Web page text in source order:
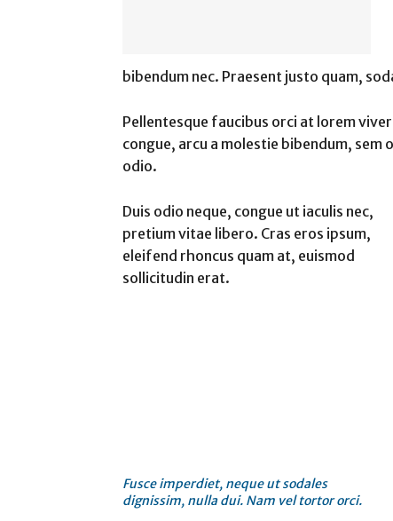
bibendum nec. Praesent justo quam,
Pellentesque faucibus orci at lorem
congue, arcu a molestie bibendum,
odio.
Duis odio neque, congue ut iaculis nec,
pretium vitae libero. Cras eros ipsum,
eleifend rhoncus quam at, euismod
sollicitudin erat.
Fusce imperdiet, neque ut sodales
dignissim, nulla dui. Nam vel tortor orci.